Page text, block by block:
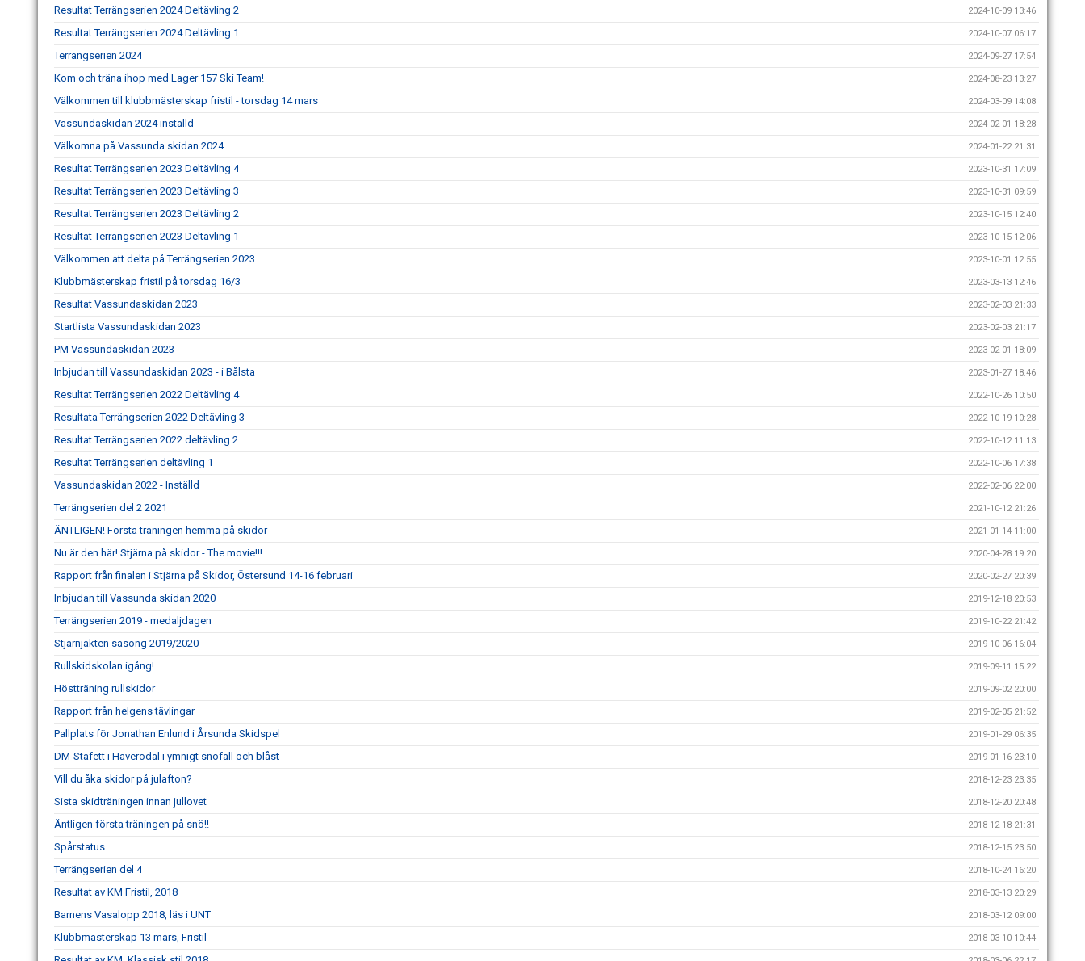
Resultat Terrängserien 2024 Deltävling 2 2024-10-09 13:46
Resultat Terrängserien 2024 Deltävling 1 2024-10-07 06:17
Terrängserien 2024 2024-09-27 17:54
Kom och träna ihop med Lager 157 Ski Team! 2024-08-23 13:27
Välkommen till klubbmästerskap fristil - torsdag 14 mars 2024-03-09 14:08
Vassundaskidan 2024 inställd 2024-02-01 18:28
Välkomna på Vassunda skidan 2024 2024-01-22 21:31
Resultat Terrängserien 2023 Deltävling 4 2023-10-31 17:09
Resultat Terrängserien 2023 Deltävling 3 2023-10-31 09:59
Resultat Terrängserien 2023 Deltävling 2 2023-10-15 12:40
Resultat Terrängserien 2023 Deltävling 1 2023-10-15 12:06
Välkommen att delta på Terrängserien 2023 2023-10-01 12:55
Klubbmästerskap fristil på torsdag 16/3 2023-03-13 12:46
Resultat Vassundaskidan 2023 2023-02-03 21:33
Startlista Vassundaskidan 2023 2023-02-03 21:17
PM Vassundaskidan 2023 2023-02-01 18:09
Inbjudan till Vassundaskidan 2023 - i Bålsta 2023-01-27 18:46
Resultat Terrängserien 2022 Deltävling 4 2022-10-26 10:50
Resultata Terrängserien 2022 Deltävling 3 2022-10-19 10:28
Resultat Terrängserien 2022 deltävling 2 2022-10-12 11:13
Resultat Terrängserien deltävling 1 2022-10-06 17:38
Vassundaskidan 2022 - Inställd 2022-02-06 22:00
Terrängserien del 2 2021 2021-10-12 21:26
ÄNTLIGEN! Första träningen hemma på skidor 2021-01-14 11:00
Nu är den här! Stjärna på skidor - The movie!!! 2020-04-28 19:20
Rapport från finalen i Stjärna på Skidor, Östersund 14-16 februari 2020-02-27 20:39
Inbjudan till Vassunda skidan 2020 2019-12-18 20:53
Terrängserien 2019 - medaljdagen 2019-10-22 21:42
Stjärnjakten säsong 2019/2020 2019-10-06 16:04
Rullskidskolan igång! 2019-09-11 15:22
Höstträning rullskidor 2019-09-02 20:00
Rapport från helgens tävlingar 2019-02-05 21:52
Pallplats för Jonathan Enlund i Årsunda Skidspel 2019-01-29 06:35
DM-Stafett i Häverödal i ymnigt snöfall och blåst 2019-01-16 23:10
Vill du åka skidor på julafton? 2018-12-23 23:35
Sista skidträningen innan jullovet 2018-12-20 20:48
Äntligen första träningen på snö!! 2018-12-18 21:31
Spårstatus 2018-12-15 23:50
Terrängserien del 4 2018-10-24 16:20
Resultat av KM Fristil, 2018 2018-03-13 20:29
Barnens Vasalopp 2018, läs i UNT 2018-03-12 09:00
Klubbmästerskap 13 mars, Fristil 2018-03-10 10:44